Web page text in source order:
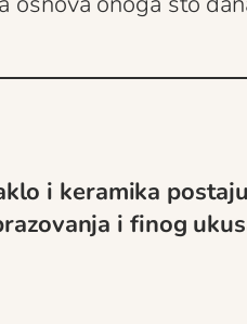
i keramika
i finog